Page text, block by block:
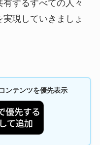
現していきましょ
ンテンツを優先表示